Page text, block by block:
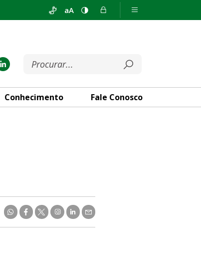
aA
Conhecimento Fale Conosco